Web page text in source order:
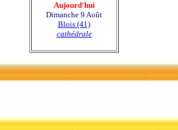
Aujourd'hui
Dimanche 9 Août
Blois (41)
cathédrale